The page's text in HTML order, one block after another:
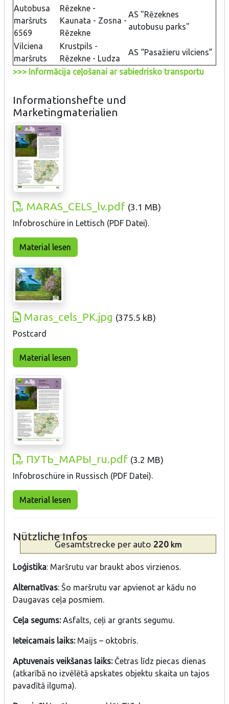
Autobusa
maršruts
6569
Rēzekne -
Kaunata - Zosna -
Rēzekne
AS "Rēzeknes
autobusu parks"
Vilciena
maršruts
Krustpils -
Rēzekne - Ludza
AS “Pasažieru vilciens”
>>> Informācija ceļošanai ar sabiedrisko transportu
Informationshefte und
Marketingmaterialien
MARAS_CELS_lv.pdf (3.1 MB)
Infobroschüre in Lettisch (PDF Datei).
Material lesen
Maras_cels_PK.jpg (375.5 kB)
Postcard
Material lesen
ПУТЬ_МАРЫ_ru.pdf (3.2 MB)
Infobroschüre in Russisch (PDF Datei).
Material lesen
Nützliche Infos
Gesamtstrecke per auto 220 km
Loģistika: Maršrutu var braukt abos virzienos.
Alternatīvas: Šo maršrutu var apvienot ar kādu no
Daugavas ceļa posmiem.
Ceļa segums:Asfalts, ceļi ar grants segumu.
Ieteicamais laiks:Maijs – oktobris.
Aptuvenais veikšanas laiks:Četras līdz piecas dienas
(atkarībā no izvēlētā apskates objektu skaita un tajos
pavadītā ilguma).